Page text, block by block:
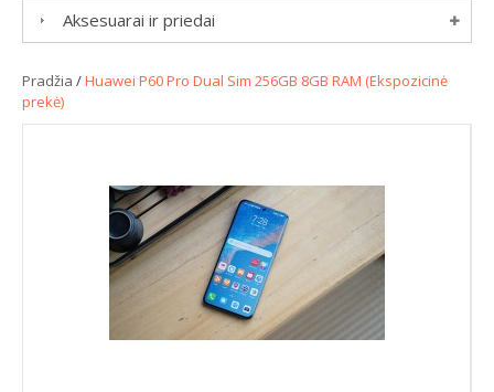
Aksesuarai ir priedai
Pradžia /Huawei P60 Pro Dual Sim 256GB 8GB RAM (Ekspozicinė
prekė)